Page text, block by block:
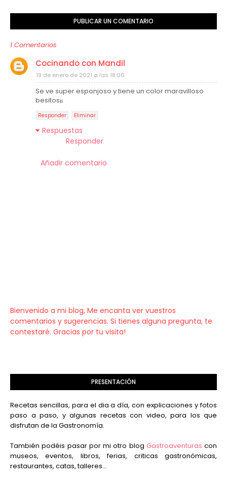
PUBLICAR UN COMENTARIO
1 Comentarios
Cocinando con Mandil
19 de enero de 2021 a las 18:06
Se ve super esponjoso y tiene un color maravilloso
besitos¡¡
Responder Eliminar
Respuestas
Responder
Añadir comentario
Bienvenido a mi blog, Me encanta ver vuestros
comentarios y sugerencias. Si tienes alguna pregunta, te
contestaré. Gracias por tu visita!
PRESENTACIÓN
Recetas sencillas, para el dia a día, con explicaciones y fotos
paso a paso, y algunas recetas con video, para los que
disfrutan de la Gastronomía.
También podéis pasar por mi otro blog Gastroaventuras con
museos, eventos, libros, ferias, criticas gastronómicas,
restaurantes, catas, talleres...